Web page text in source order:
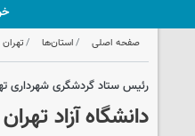
صفحه اصلی استان‌ها تهران
رئیس ستاد گردشگری شهرداری
دانشگاه آزاد